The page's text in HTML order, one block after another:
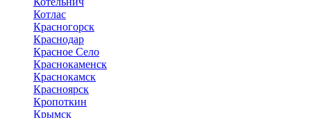
Котлас
Красногорск
Краснодар
Красное Село
Краснокаменск
Краснокамск
Красноярск
Кропоткин
Крымск